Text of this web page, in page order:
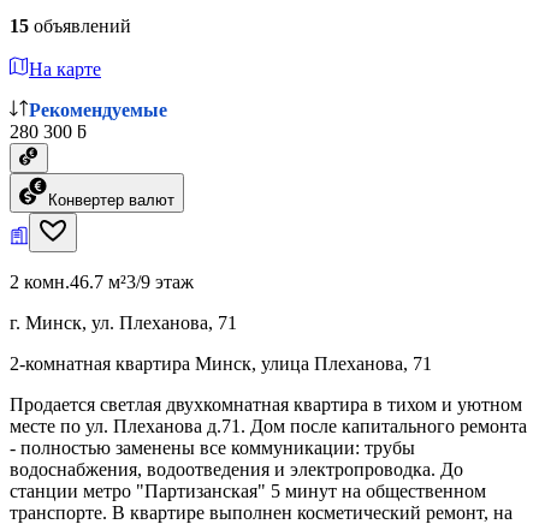
15 объявлений
На карте
Рекомендуемые
280 300 ƃ
Конвертер валют
2 комн.46.7 м²3/9 этаж
г. Минск, ул. Плеханова, 71
2-комнатная квартира Минск, улица Плеханова, 71
Продается светлая двухкомнатная квартира в тихом и уютном
месте по ул. Плеханова д.71. Дом после капитального ремонта
- полностью заменены все коммуникации: трубы
водоснабжения, водоотведения и электропроводка. До
станции метро "Партизанская" 5 минут на общественном
транспорте. В квартире выполнен косметический ремонт, на